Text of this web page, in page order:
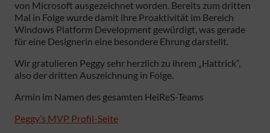
von Microsoft ausgezeichnet worden. Bereits zum dritten
Mal in Folge wurde damit ihre Proaktivität im Bereich
Windows Platform Development gewürdigt, was gerade
für eine Designerin eine besondere Ehrung darstellt.
Wir gratulieren Peggy sehr herzlich zu ihrem „Hattrick“,
also der dritten Auszeichnung in Folge.
Armin im Namen des gesamten HeiReS-Teams
Peggy’s MVP Profil-Seite